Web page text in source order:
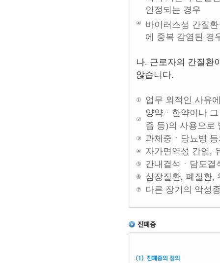
인정되는 경우
④
바이러스성 간질
에 중복 감염된 경
나. 근로자의 간질환
않습니다.
① 업무 외적인 사유
②
양약ㆍ한약이나
즙 등)의 사용으로
③ 과체중ㆍ당뇨병
④ 자가면역성 간염,
⑤ 간내결석ㆍ담도결
⑥ 심장질환, 폐질환,
⑦ 다른 장기의 악성